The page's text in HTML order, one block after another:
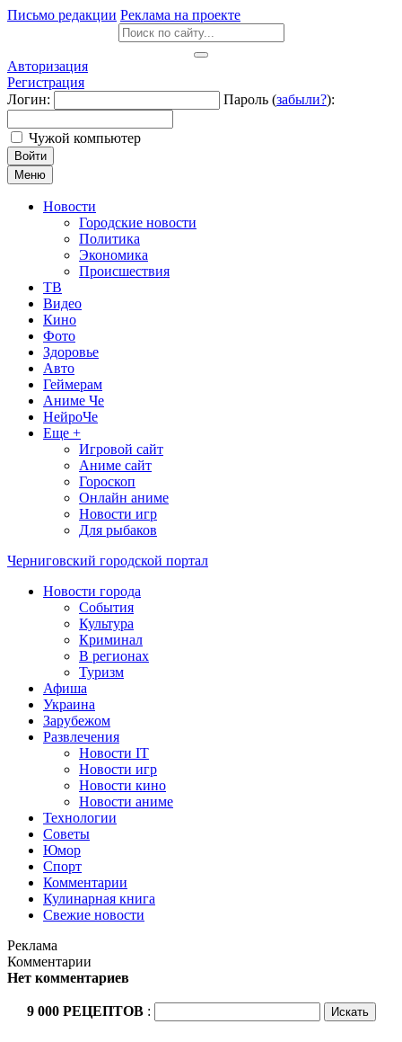
Письмо редакции Реклама на проекте
Авторизация
Регистрация
Логин:
Пароль (забыли?):
Чужой компьютер
Войти
Меню
Новости
Городские новости
Политика
Экономика
Происшествия
ТВ
Видео
Кино
Фото
Здоровье
Авто
Геймерам
Аниме Че
НейроЧе
Еще +
Игровой сайт
Аниме сайт
Гороскоп
Онлайн аниме
Новости игр
Для рыбаков
Черниговский городской портал
Новости города
События
Культура
Криминал
В регионах
Туризм
Афиша
Украина
Зарубежом
Развлечения
Новости IT
Новости игр
Новости кино
Новости аниме
Технологии
Советы
Юмор
Спорт
Комментарии
Кулинарная книга
Свежие новости
Реклама
Комментарии
Нет комментариев
9 000 РЕЦЕПТОВ :